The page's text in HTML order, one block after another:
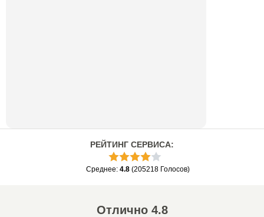
РЕЙТИНГ СЕРВИСА:
Среднее: 4.8 (205218 Голосов)
Отлично4.8